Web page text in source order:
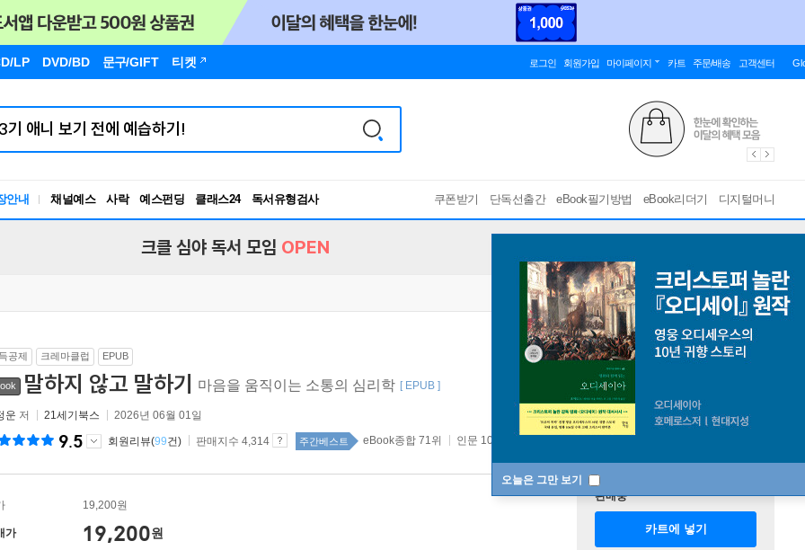
LP DVD/BD 문구/GIFT 티켓 로그인 회원가입 마이페이지 카트 주문/배송 고객센터
안내 채널예스 사락 예스펀딩 클래스24
독서유형검사
RBTI Lab
쿠폰받기 단독선출간 eBook필기방법 eBook리더기 디지털머니
오늘은 그만 보기
크클 심야 독서 모임 OPEN
공제 크레마클럽 EPUB
말하지 않고 말하기 마음을 움직이는 소통의 심리학 [ EPUB ]
운 저 21세기북스 2026년 06월 01일
9.5 회원리뷰(99건) 판매지수 4,314 주간베스트 eBook종합 71위 인문 10위
19,200원
가 19,200원
판매중
카트에 넣기